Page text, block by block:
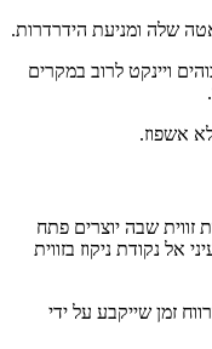
שלה ומניעת הידרדרות.
ויינקט לרוב במקרים
אשפוז.
זווית שבה יוצרים פתח
אל נקודת ניקוז בזווית
זמן שייקבע על ידי